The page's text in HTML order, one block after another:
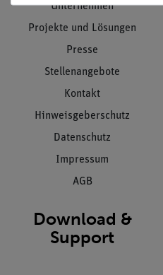
Unternehmen
Projekte und Lösungen
Presse
Stellenangebote
Kontakt
Hinweisgeberschutz
Datenschutz
Impressum
AGB
Download &
Support